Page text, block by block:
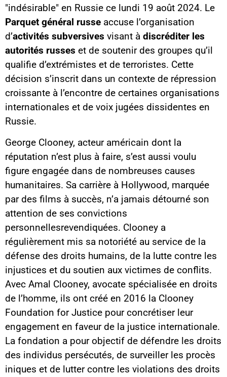
"indésirable" en Russie ce lundi 19 août 2024. Le
Parquet général russe accuse l’organisation
d’activités subversives visant à discréditer les
autorités russes et de soutenir des groupes qu’il
qualifie d’extrémistes et de terroristes. Cette
décision s’inscrit dans un contexte de répression
croissante à l’encontre de certaines organisations
internationales et de voix jugées dissidentes en
Russie.
George Clooney, acteur américain dont la
réputation n’est plus à faire, s’est aussi voulu
figure engagée dans de nombreuses causes
humanitaires. Sa carrière à Hollywood, marquée
par des films à succès, n’a jamais détourné son
attention de ses convictions
personnellesrevendiquées. Clooney a
régulièrement mis sa notoriété au service de la
défense des droits humains, de la lutte contre les
injustices et du soutien aux victimes de conflits.
Avec Amal Clooney, avocate spécialisée en droits
de l’homme, ils ont créé en 2016 la Clooney
Foundation for Justice pour concrétiser leur
engagement en faveur de la justice internationale.
La fondation a pour objectif de défendre les droits
des individus persécutés, de surveiller les procès
iniques et de lutter contre les violations des droits